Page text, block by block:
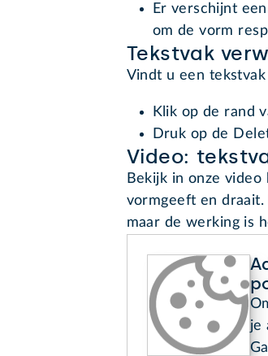
Er verschijnt
om de vorm
Tekstvak
Vindt u een
Klik op de rand
Druk op de
Video:
Bekijk in onze
vormgeeft en
maar de werking is
je